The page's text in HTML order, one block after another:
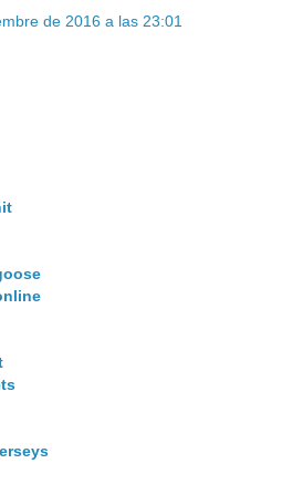
de 2016 a las 23:01